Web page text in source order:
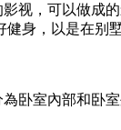
视，可以做成
健身，以是在别
卧室內部和卧